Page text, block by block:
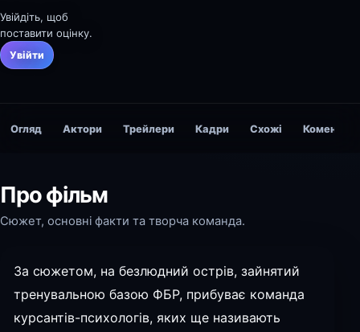
Увійдіть, щоб
поставити оцінку.
Увійти
Огляд Актори Трейлери Кадри Схожі Коментарі
Про фільм
Сюжет, основні факти та творча команда.
За сюжетом, на безлюдний острів, зайнятий
тренувальною базою ФБР, прибуває команда
курсантів-психологів, яких ще називають